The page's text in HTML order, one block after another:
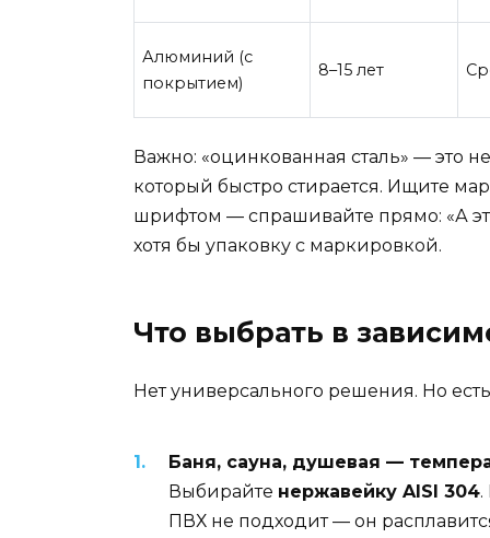
Алюминий (с
покрытием)
8–15 лет
Важно: «оцинкованная сталь» — это
который быстро стирается. Ищите
шрифтом — спрашивайте прямо: «А
хотя бы упаковку с маркировкой.
Что выбрать в
Нет универсального решения. Но
Баня, сауна, душевая —
Выбирайте нержавейку AISI 304
ПВХ не подходит — он